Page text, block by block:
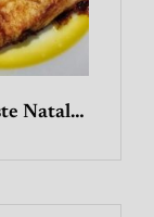
Natal…